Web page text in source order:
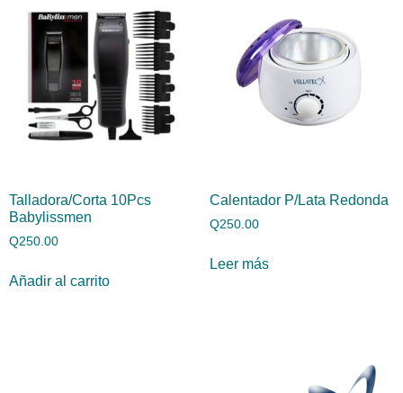
Talladora/Corta 10Pcs
Babylissmen
Q250.00
Añadir al carrito
Calentador P/Lata Redonda
Q250.00
Leer más